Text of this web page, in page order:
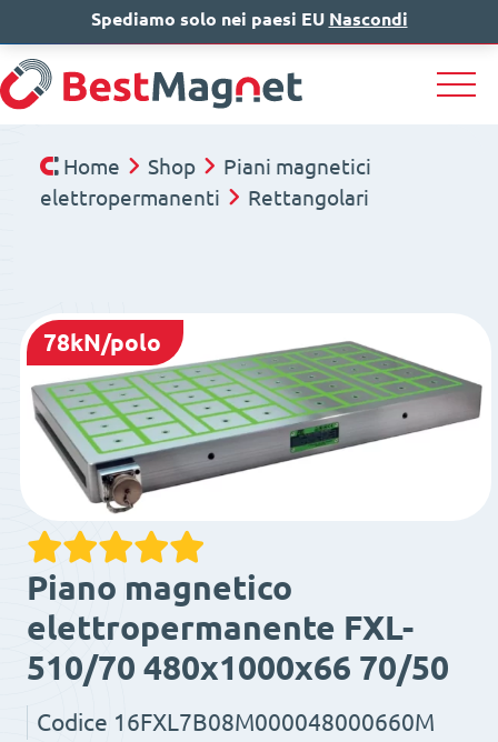
IT EN DE
Home Shop
Piani magnetici
elettropermanenti
Rettangolari
78kN/polo
Piano magnetico
elettropermanente FXL-
510/70 480x1000x66 70/50
Codice 16FXL7B08M000048000660M
Spediamo solo nei paesi EU Nascondi